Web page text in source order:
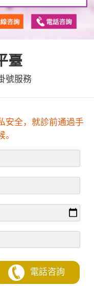
臺
號服務
安全，就診前通過手
電話咨詢